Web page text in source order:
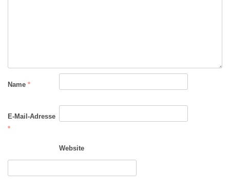
Name *
E-Mail-Adresse
*
Website